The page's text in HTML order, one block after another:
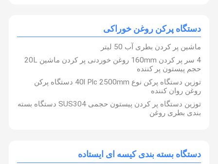
دستگاه پرکن مواد شوینده
دستگاه پرکن روان کننده
دستگاه پرکن شامپو
دستگاه ساخت پود شوینده
دستگاه دربندی داخلی
دستگاه بسته بندی مواد شیمیایی
دستگاه پرکن روغن خوراکی
ماشین پر کردن بطری آب 50 لیتر
4 سر پر کردن 160mm روغن خوردنی پر کردن ماشین 20L
حجم پیستون پر کننده
توزین دستگاه پرکن نوع 40l Plc 2500mm دستگاه پرکن
روغن روان کننده
توزین دستگاه پر کردن پیستون حجمی SUS304 دستگاه بسته
بندی بطری روغن
دستگاه بسته بندی کیسه ای ایستاده